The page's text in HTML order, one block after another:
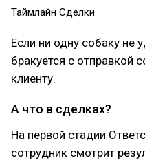
Таймлайн Сделки
Если ни одну собаку не
бракуется с отправкой
клиенту.
А что в сделках?
На первой стадии
сотрудник смотрит